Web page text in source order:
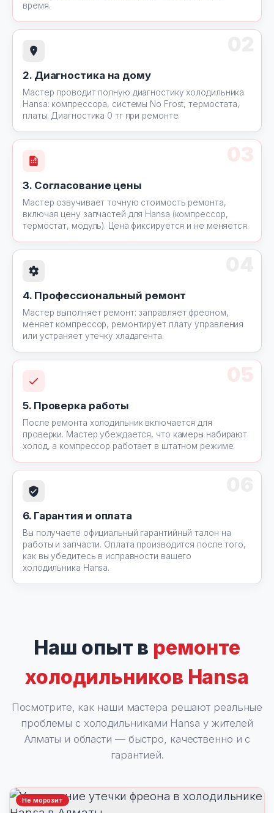
время.
2. Диагностика на дому
Мастер проводит полную диагностику холодильника
Hansa: компрессора, системы No Frost, термостата,
платы. Диагностика 0 тг при ремонте.
3. Согласование цены
Мастер озвучивает точную стоимость ремонта,
включая цену запчастей для Hansa (компрессор,
термостат, модуль). Цена фиксируется и не меняется.
4. Профессиональный ремонт
Мастер выполняет ремонт: заправляет фреоном,
меняет компрессор, ремонтирует плату управления
или устраняет утечку хладагента.
5. Проверка работы
После ремонта холодильник включается для
проверки. Мастер убеждается, что камеры набирают
холод, а компрессор работает в штатном режиме.
6. Гарантия и оплата
Вы получаете официальный гарантийный талон на
работы и запчасти. Оплата производится после того,
как вы убедитесь в исправности вашего
холодильника Hansa.
Наш опыт в ремонте
холодильников Hansa
Посмотрите, как наши мастера решают реальные
проблемы с холодильниками Hansa у жителей
Алматы и области — быстро, качественно и с
гарантией.
Не морозит